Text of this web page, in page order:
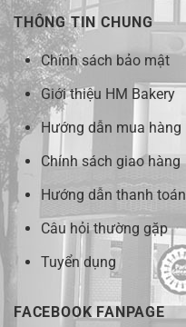
THÔNG TIN CHUNG
Chính sách bảo mật
Giới thiệu HM Bakery
Hướng dẫn mua hàng
Chính sách giao hàng
Hướng dẫn thanh toán
Câu hỏi thường gặp
Tuyển dụng
FACEBOOK FANPAGE